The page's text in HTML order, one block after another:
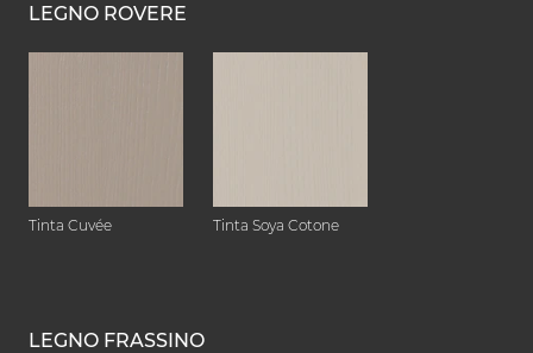
LEGNO ROVERE
Tinta Cuvée Tinta Soya Cotone
LEGNO FRASSINO